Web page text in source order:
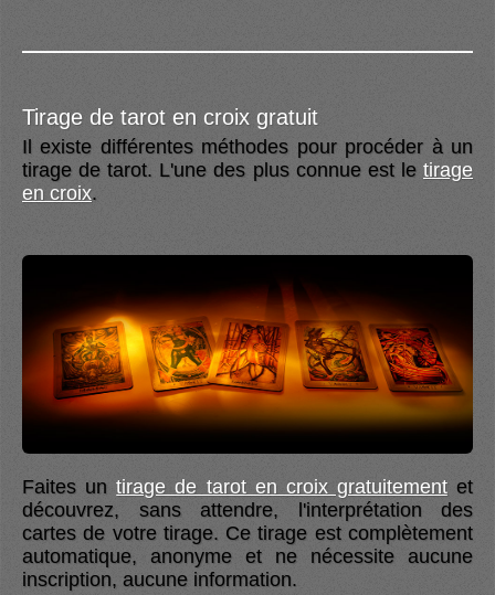
Tirage de tarot en croix gratuit
Il existe différentes méthodes pour procéder à un
tirage de tarot. L'une des plus connue est le tirage
en croix.
Faites untirage de tarot en croix gratuitementet
découvrez, sans attendre, l'interprétation des
cartes de votre tirage. Ce tirage est complètement
automatique, anonyme et ne nécessite aucune
inscription, aucune information.